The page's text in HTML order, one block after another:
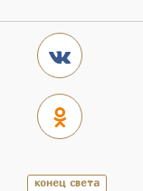
конец света